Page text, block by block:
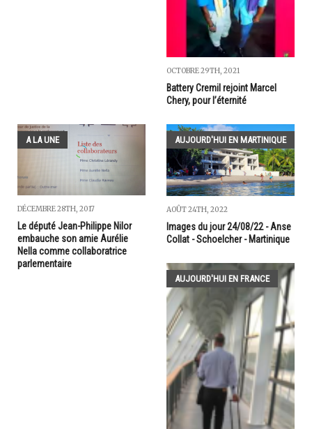
OCTOBRE 29TH, 2021
Battery Cremil rejoint Marcel
Chery, pour l’éternité
A LA UNE
DÉCEMBRE 28TH, 2017
Le député Jean-Philippe Nilor
embauche son amie Aurélie
Nella comme collaboratrice
parlementaire
AUJOURD'HUI EN MARTINIQUE
AOÛT 24TH, 2022
Images du jour 24/08/22 - Anse
Collat - Schoelcher - Martinique
AUJOURD'HUI EN FRANCE